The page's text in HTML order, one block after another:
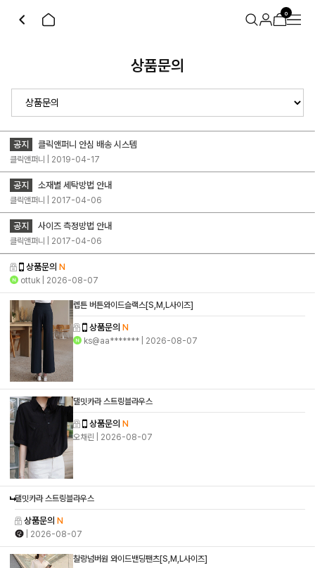
0
상품문의
공지 클릭앤퍼니 안심 배송 시스템
클릭앤퍼니 | 2019-04-17
공지 소재별 세탁방법 안내
클릭앤퍼니 | 2017-04-06
공지 사이즈 측정방법 안내
클릭앤퍼니 | 2017-04-06
상품문의 N
ottuk | 2026-08-07
렙튼 버튼와이드슬랙스[S,M,L사이즈]
상품문의 N
ks@aa******* | 2026-08-07
댈밋카라 스트링블라우스
상품문의 N
오채린 | 2026-08-07
댈밋카라 스트링블라우스
상품문의 N
| 2026-08-07
찰랑넘버원 와이드밴딩팬츠[S,M,L사이즈]